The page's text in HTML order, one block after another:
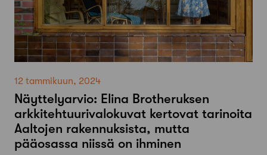
12 tammikuun, 2024
Näyttelyarvio: Elina Brotheruksen
arkkitehtuurivalokuvat kertovat tarinoita
Aaltojen rakennuksista, mutta
pääosassa niissä on ihminen